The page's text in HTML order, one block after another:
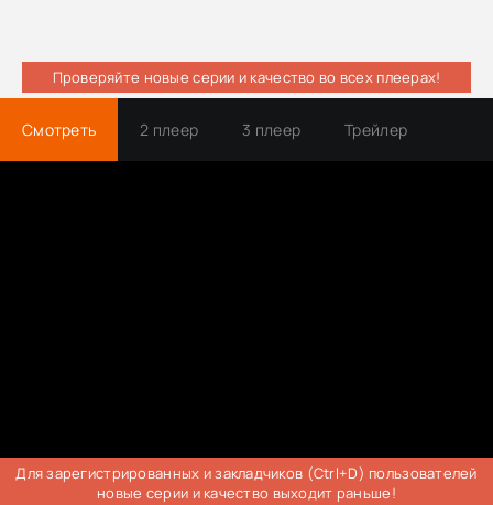
Проверяйте новые серии и качество во всех плеерах!
Смотреть 2 плеер 3 плеер Трейлер
Для зарегистрированных и закладчиков (Ctrl+D) пользователей
новые серии и качество выходит раньше!